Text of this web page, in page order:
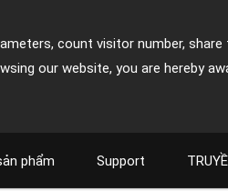
count visitor number,
our website, you are hereby
phẩm Support